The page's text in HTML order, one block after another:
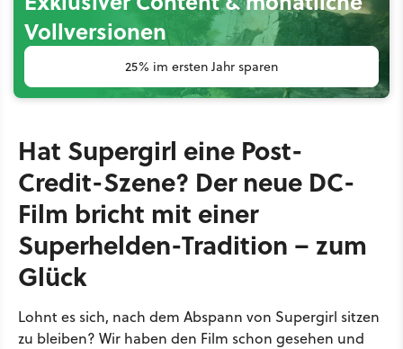
Vollversionen
25% im ersten Jahr sparen
Hat Supergirl eine Post-
Credit-Szene? Der neue DC-
Film bricht mit einer
Superhelden-Tradition – zum
Glück
Lohnt es sich, nach dem Abspann von Supergirl sitzen
zu bleiben? Wir haben den Film schon gesehen und